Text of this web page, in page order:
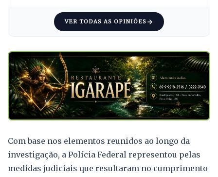
VER TODAS AS OPINIÕES
Com base nos elementos reunidos ao longo da
investigação, a Polícia Federal representou pelas
medidas judiciais que resultaram no cumprimento